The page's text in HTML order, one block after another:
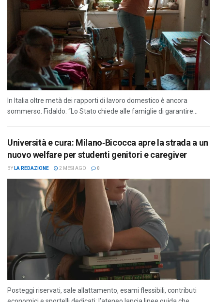
In Italia oltre metà dei rapporti di lavoro domestico è ancora
sommerso. Fidaldo: “Lo Stato chiede alle famiglie di garantire...
Università e cura: Milano‑Bicocca apre la strada a un
nuovo welfare per studenti genitori e caregiver
BY LA REDAZIONE 2 MESI AGO 0
Posteggi riservati, sale allattamento, esami flessibili, contributi